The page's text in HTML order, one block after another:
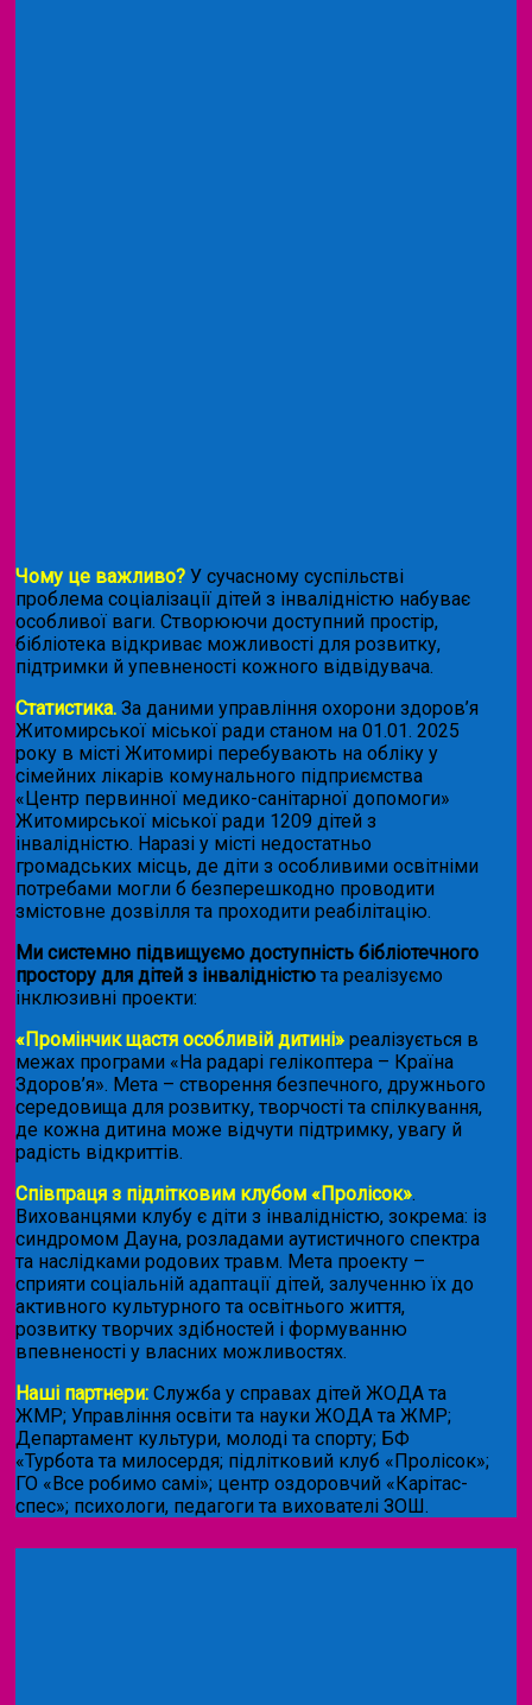
Чому це важливо? У сучасному суспільстві
проблема соціалізації дітей з інвалідністю набуває
особливої ваги. Створюючи доступний простір,
бібліотека відкриває можливості для розвитку,
підтримки й упевненості кожного відвідувача.
Статистика. За даними управління охорони здоров’я
Житомирської міської ради станом на 01.01. 2025
року в місті Житомирі перебувають на обліку у
сімейних лікарів комунального підприємства
«Центр первинної медико-санітарної допомоги»
Житомирської міської ради 1209 дітей з
інвалідністю. Наразі у місті недостатньо
громадських місць, де діти з особливими освітніми
потребами могли б безперешкодно проводити
змістовне дозвілля та проходити реабілітацію.
Ми системно підвищуємо доступність бібліотечного
простору для дітей з інвалідністю та реалізуємо
інклюзивні проекти:
«Промінчик щастя особливій дитині» реалізується в
межах програми «На радарі гелікоптера – Країна
Здоров’я». Мета – створення безпечного, дружнього
середовища для розвитку, творчості та спілкування,
де кожна дитина може відчути підтримку, увагу й
радість відкриттів.
Співпраця з підлітковим клубом «Пролісок».
Вихованцями клубу є діти з інвалідністю, зокрема: із
синдромом Дауна, розладами аутистичного спектра
та наслідками родових травм. Мета проекту –
сприяти соціальній адаптації дітей, залученню їх до
активного культурного та освітнього життя,
розвитку творчих здібностей і формуванню
впевненості у власних можливостях.
Наші партнери: Служба у справах дітей ЖОДА та
ЖМР; Управління освіти та науки ЖОДА та ЖМР;
Департамент культури, молоді та спорту; БФ
«Турбота та милосердя; підлітковий клуб «Пролісок»;
ГО «Все робимо самі»; центр оздоровчий «Карітас-
спес»; психологи, педагоги та вихователі ЗОШ.